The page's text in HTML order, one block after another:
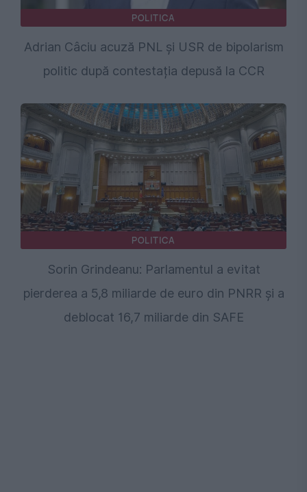
POLITICA
Adrian Câciu acuză PNL și USR de bipolarism
politic după contestația depusă la CCR
POLITICA
Sorin Grindeanu: Parlamentul a evitat
pierderea a 5,8 miliarde de euro din PNRR și a
deblocat 16,7 miliarde din SAFE